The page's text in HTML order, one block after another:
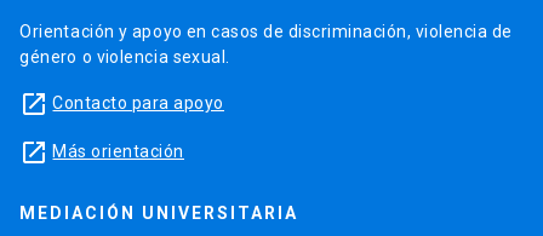
Orientación y apoyo en casos de discriminación, violencia de
género o violencia sexual.
launch Contacto para apoyo
launch Más orientación
MEDIACIÓN UNIVERSITARIA